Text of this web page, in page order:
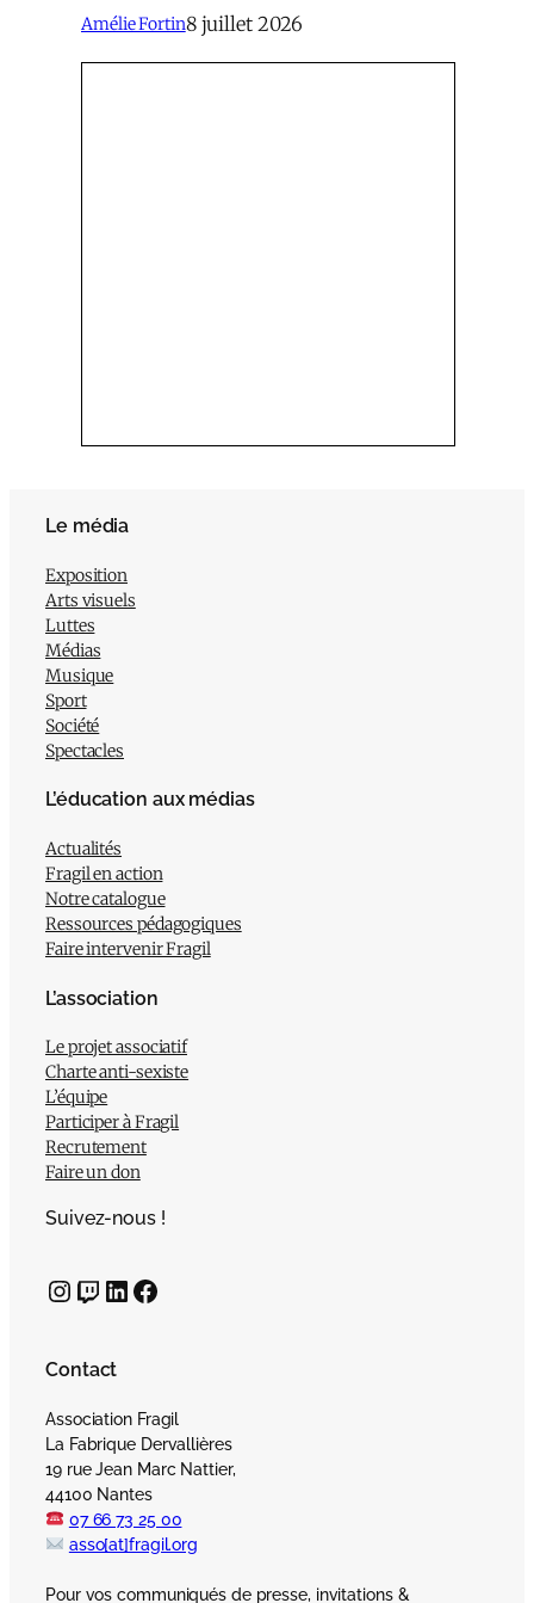
Amélie Fortin8 juillet 2026
Le média
Exposition
Arts visuels
Luttes
Médias
Musique
Sport
Société
Spectacles
L’éducation aux médias
Actualités
Fragil en action
Notre catalogue
Ressources pédagogiques
Faire intervenir Fragil
L’association
Le projet associatif
Charte anti-sexiste
L’équipe
Participer à Fragil
Recrutement
Faire un don
Suivez-nous !
InstagramTwitch LinkedIn Facebook
Contact
Association Fragil
La Fabrique Dervallières
19 rue Jean Marc Nattier,
44100 Nantes
07 66 73 25 00
asso[at]fragil.org
Pour vos communiqués de presse, invitations &